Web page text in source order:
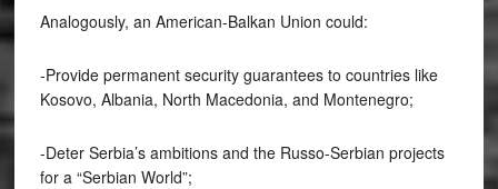
Analogously, an American-Balkan Union could:
-Provide permanent security guarantees to countries like
Kosovo, Albania, North Macedonia, and Montenegro;
-Deter Serbia’s ambitions and the Russo-Serbian projects
for a “Serbian World”;